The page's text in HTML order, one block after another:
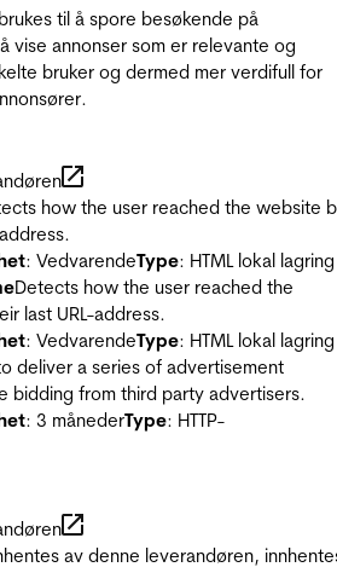
til å spore besøkende på
vise annonser som er relevante og
bruker og dermed mer verdifull for
how the user reached the website
: VedvarendeType: HTML lokal lagring
Detects how the user reached the
last URL-address.
: VedvarendeType: HTML lokal lagring
deliver a series of advertisement
bidding from third party advertisers.
: 3 månederType: HTTP-
av denne leverandøren,